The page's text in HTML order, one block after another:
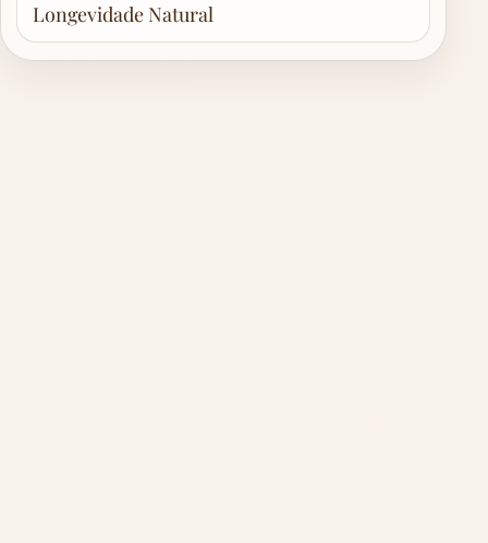
Longevidade Natural